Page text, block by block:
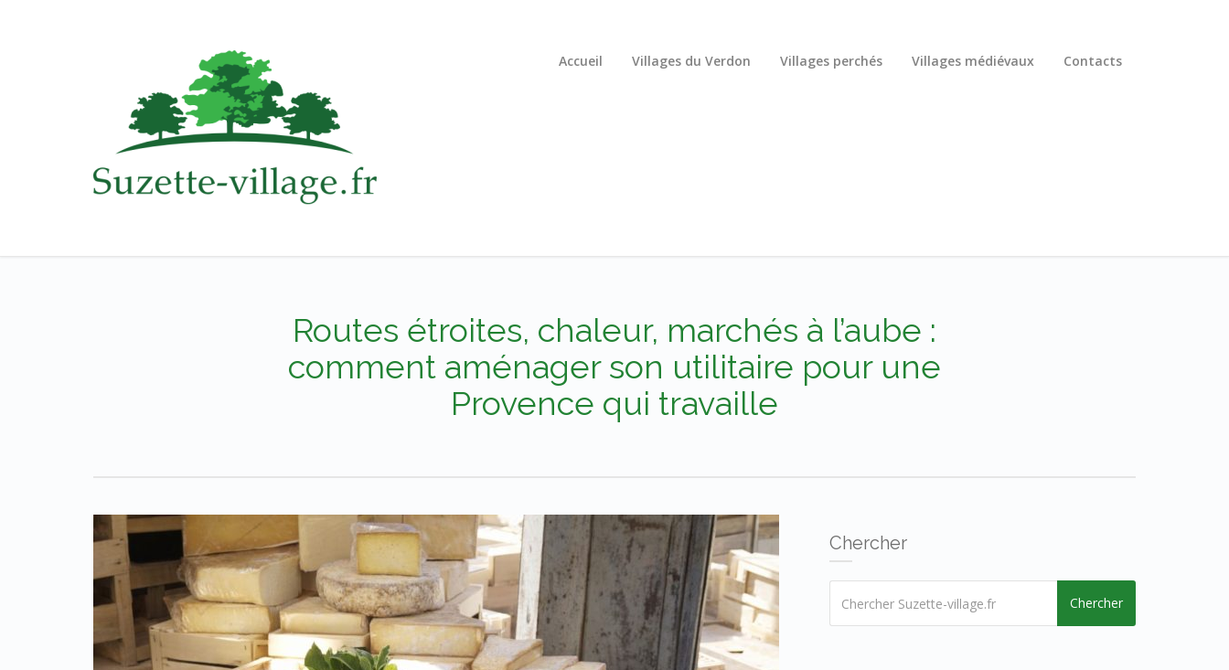
Accueil Villages du Verdon Villages perchés Villages médiévaux Contacts
Routes étroites, chaleur, marchés à l’aube :
comment aménager son utilitaire pour une
Provence qui travaille
Chercher
Chercher